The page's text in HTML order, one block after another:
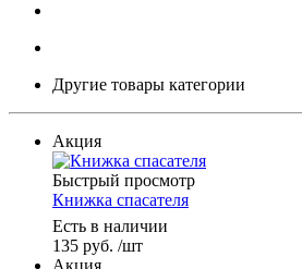
Другие товары категории
Акция
Быстрый просмотр
Книжка спасателя
Есть в наличии
135 руб. /шт
Акция